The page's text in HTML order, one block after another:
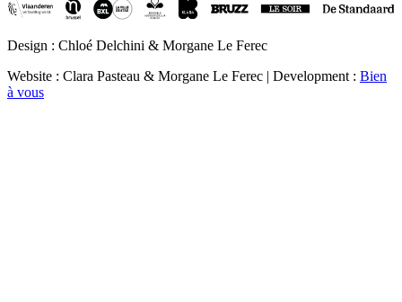
Design : Chloé Delchini & Morgane Le Ferec
Website : Clara Pasteau & Morgane Le Ferec | Development : Bien
à vous